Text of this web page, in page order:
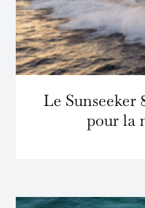
Le Sunseeker
pour la